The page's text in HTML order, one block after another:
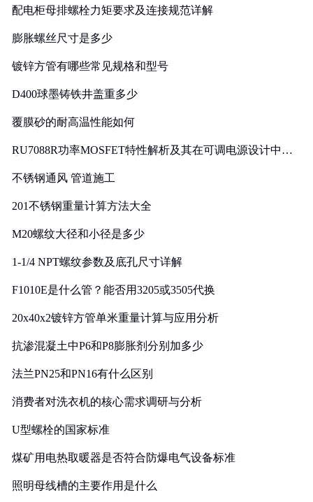
配电柜母排螺栓力矩要求及连接规范详解
膨胀螺丝尺寸是多少
镀锌方管有哪些常见规格和型号
D400球墨铸铁井盖重多少
覆膜砂的耐高温性能如何
RU7088R功率MOSFET特性解析及其在可调电源设计中的
不锈钢通风 管道施工
201不锈钢重量计算方法大全
M20螺纹大径和小径是多少
1-1/4 NPT螺纹参数及底孔尺寸详解
F1010E是什么管？能否用3205或3505代换
20x40x2镀锌方管单米重量计算与应用分析
抗渗混凝土中P6和P8膨胀剂分别加多少
法兰PN25和PN16有什么区别
消费者对洗衣机的核心需求调研与分析
U型螺栓的国家标准
煤矿用电热取暖器是否符合防爆电气设备标准
照明母线槽的主要作用是什么